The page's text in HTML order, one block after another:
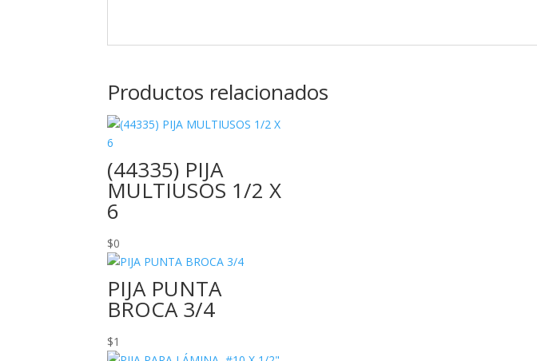
Productos relacionados
(44335) PIJA
MULTIUSOS 1/2 X
6
$0
PIJA PUNTA
BROCA 3/4
$1